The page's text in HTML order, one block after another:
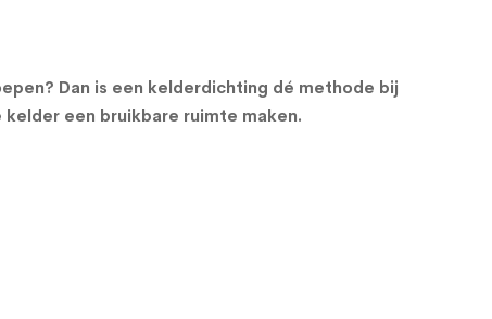
Dan is een kelderdichting dé methode bij
een bruikbare ruimte maken.